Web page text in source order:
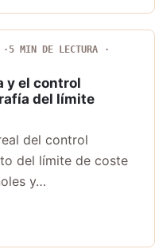
5 MIN DE LECTURA
y el control
del límite
del control
del límite de coste
y…